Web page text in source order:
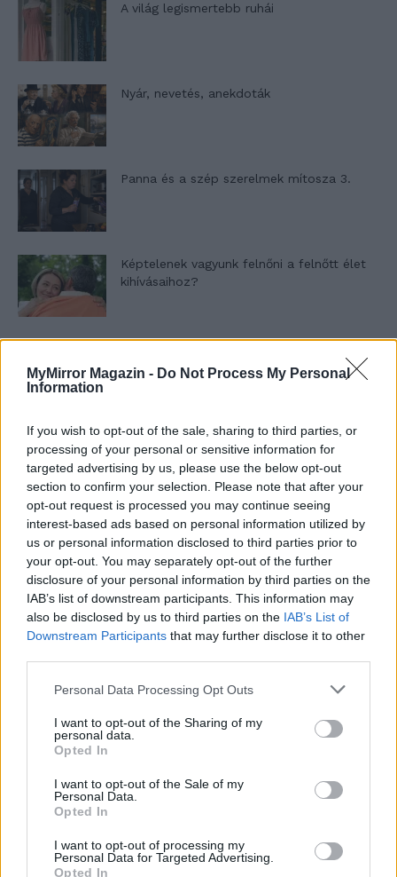
MyMirror Magazin - Do Not Process My Personal
Information
If you wish to opt-out of the sale, sharing to third parties, or
processing of your personal or sensitive information for
targeted advertising by us, please use the below opt-out
section to confirm your selection. Please note that after your
opt-out request is processed you may continue seeing
interest-based ads based on personal information utilized by
us or personal information disclosed to third parties prior to
your opt-out. You may separately opt-out of the further
disclosure of your personal information by third parties on the
IAB’s list of downstream participants. This information may
also be disclosed by us to third parties on the IAB’s List of
Downstream Participants that may further disclose it to other
Personal Data Processing Opt Outs
I want to opt-out of the Sharing of my
personal data.
Opted In
I want to opt-out of the Sale of my
Personal Data.
Opted In
I want to opt-out of processing my
Personal Data for Targeted Advertising.
Opted In
A világ legismertebb ruhái
Nyár, nevetés, anekdoták
Panna és a szép szerelmek mítosza 3.
Képtelenek vagyunk felnőni a felnőtt élet
kihívásaihoz?
A kislány, akit nem védett meg senki –
Lyhanna története
T. Barnett: Gyilkosság a Garda-tónál 12.
rész
T. szereti a fiatal lányokat 13. rész
Minka 10. rész
Máltai kaland 7.